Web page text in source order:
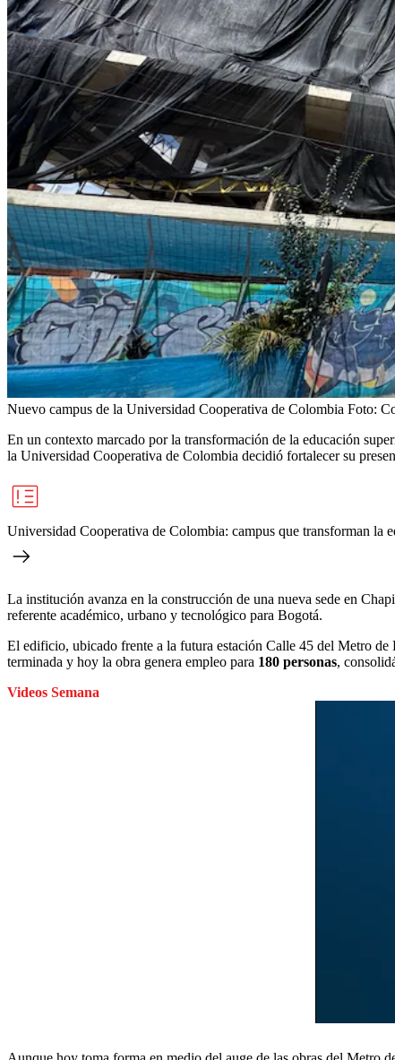
Nuevo campus de la Universidad Cooperativa de Colombia Foto:
En un contexto marcado por la transformación de la educación
la Universidad Cooperativa de Colombia decidió fortalecer su
Universidad Cooperativa de Colombia: campus que transforman la
La institución avanza en la construcción de una nueva sede en
referente académico, urbano y tecnológico para Bogotá.
El edificio, ubicado frente a la futura estación Calle 45 del Metro de
terminada y hoy la obra genera empleo para 180 personas,
Videos Semana